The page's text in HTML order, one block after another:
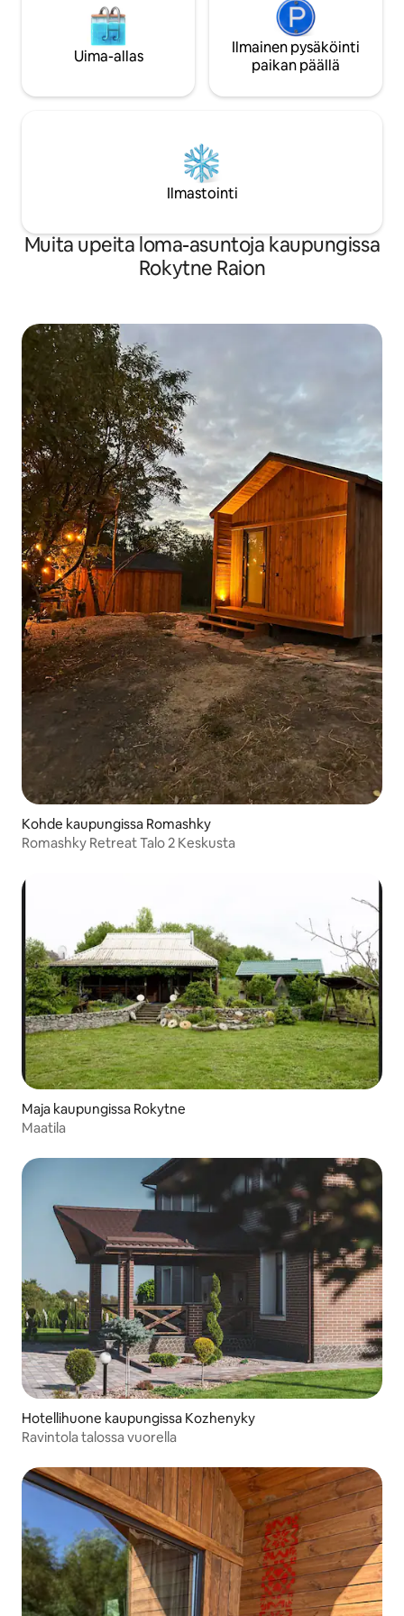
Uima-allas
Ilmainen pysäköinti
paikan päällä
Ilmastointi
Muita upeita loma-asuntoja kaupungissa
Rokytne Raion
Kohde kaupungissa Romashky
Romashky Retreat Talo 2 Keskusta
Maja kaupungissa Rokytne
Maatila
Hotellihuone kaupungissa Kozhenyky
Ravintola talossa vuorella